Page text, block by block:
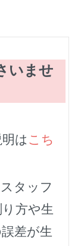
いませ
は こち
タッフ
方や生
差が生